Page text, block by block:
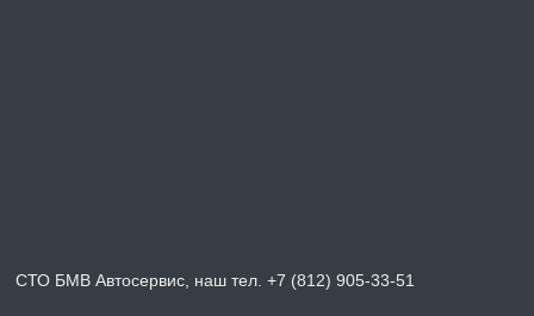
СТО БМВ Автосервис, наш тел. +7 (812) 905-33-51